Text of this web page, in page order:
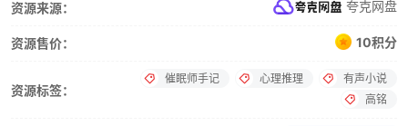
资源来源： 夸克网盘
资源售价： 10积分
资源标签：
催眠师手记 心理推理
有声小说
高铭